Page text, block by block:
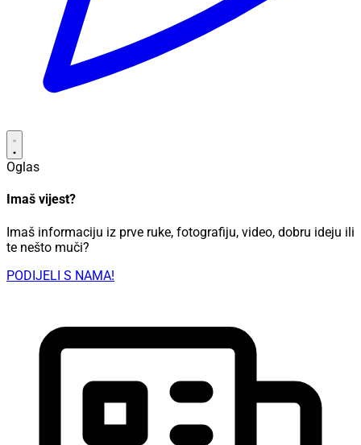
Oglas
Imaš vijest?
Imaš informaciju iz prve ruke, fotografiju, video, dobru ideju ili
te nešto muči?
PODIJELI S NAMA!